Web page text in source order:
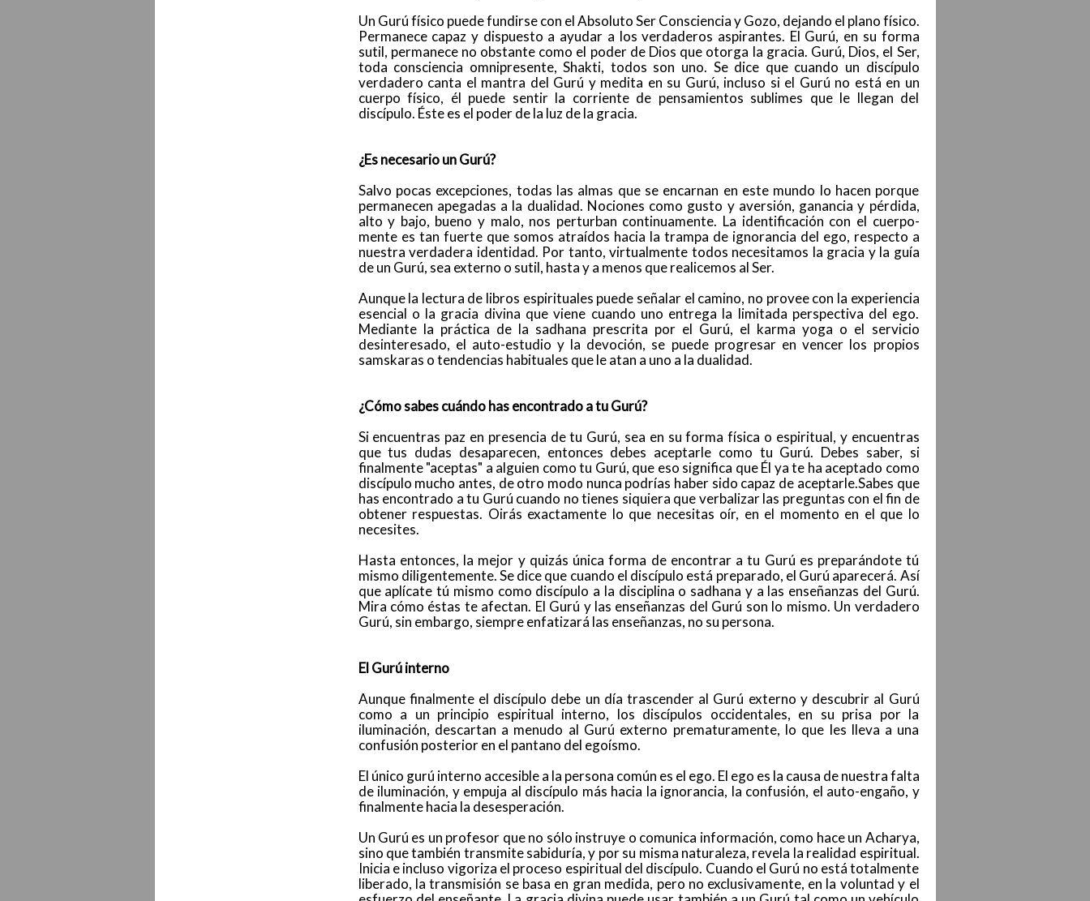
Un Gurú físico puede fundirse con el Absoluto Ser Consciencia y Gozo, dejando el plano físico.
Permanece capaz y dispuesto a ayudar a los verdaderos aspirantes. El Gurú, en su forma
sutil, permanece no obstante como el poder de Dios que otorga la gracia. Gurú, Dios, el Ser,
toda consciencia omnipresente, Shakti, todos son uno. Se dice que cuando un discípulo
verdadero canta el mantra del Gurú y medita en su Gurú, incluso si el Gurú no está en un
cuerpo físico, él puede sentir la corriente de pensamientos sublimes que le llegan del
discípulo. Éste es el poder de la luz de la gracia.
¿Es necesario un Gurú?
Salvo pocas excepciones, todas las almas que se encarnan en este mundo lo hacen porque
permanecen apegadas a la dualidad. Nociones como gusto y aversión, ganancia y pérdida,
alto y bajo, bueno y malo, nos perturban continuamente. La identificación con el cuerpo-
mente es tan fuerte que somos atraídos hacia la trampa de ignorancia del ego, respecto a
nuestra verdadera identidad. Por tanto, virtualmente todos necesitamos la gracia y la guía
de un Gurú, sea externo o sutil, hasta y a menos que realicemos al Ser.
Aunque la lectura de libros espirituales puede señalar el camino, no provee con la experiencia
esencial o la gracia divina que viene cuando uno entrega la limitada perspectiva del ego.
Mediante la práctica de la sadhana prescrita por el Gurú, el karma yoga o el servicio
desinteresado, el auto-estudio y la devoción, se puede progresar en vencer los propios
samskaras o tendencias habituales que le atan a uno a la dualidad.
¿Cómo sabes cuándo has encontrado a tu Gurú?
Si encuentras paz en presencia de tu Gurú, sea en su forma física o espiritual, y encuentras
que tus dudas desaparecen, entonces debes aceptarle como tu Gurú. Debes saber, si
finalmente "aceptas" a alguien como tu Gurú, que eso significa que Él ya te ha aceptado como
discípulo mucho antes, de otro modo nunca podrías haber sido capaz de aceptarle.Sabes que
has encontrado a tu Gurú cuando no tienes siquiera que verbalizar las preguntas con el fin de
obtener respuestas. Oirás exactamente lo que necesitas oír, en el momento en el que lo
necesites.
Hasta entonces, la mejor y quizás única forma de encontrar a tu Gurú es preparándote tú
mismo diligentemente. Se dice que cuando el discípulo está preparado, el Gurú aparecerá. Así
que aplícate tú mismo como discípulo a la disciplina o sadhana y a las enseñanzas del Gurú.
Mira cómo éstas te afectan. El Gurú y las enseñanzas del Gurú son lo mismo. Un verdadero
Gurú, sin embargo, siempre enfatizará las enseñanzas, no su persona.
El Gurú interno
Aunque finalmente el discípulo debe un día trascender al Gurú externo y descubrir al Gurú
como a un principio espiritual interno, los discípulos occidentales, en su prisa por la
iluminación, descartan a menudo al Gurú externo prematuramente, lo que les lleva a una
confusión posterior en el pantano del egoísmo.
El único gurú interno accesible a la persona común es el ego. El ego es la causa de nuestra falta
de iluminación, y empuja al discípulo más hacia la ignorancia, la confusión, el auto-engaño, y
finalmente hacia la desesperación.
Un Gurú es un profesor que no sólo instruye o comunica información, como hace un Acharya,
sino que también transmite sabiduría, y por su misma naturaleza, revela la realidad espiritual.
Inicia e incluso vigoriza el proceso espiritual del discípulo. Cuando el Gurú no está totalmente
liberado, la transmisión se basa en gran medida, pero no exclusivamente, en la voluntad y el